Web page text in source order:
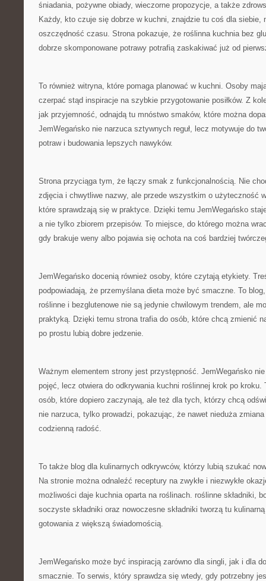
śniadania, pożywne obiady, wieczorne propozycje, a także
Każdy, kto czuje się dobrze w kuchni, znajdzie tu coś dla siebie,
oszczędność czasu. Strona pokazuje, że roślinna kuchnia bez
dobrze skomponowane potrawy potrafią zaskakiwać już od
To również witryna, które pomaga planować w kuchni. Osoby
czerpać stąd inspiracje na szybkie przygotowanie posiłków. Z
jak przyjemność, odnajdą tu mnóstwo smaków, które można
JemWegańsko nie narzuca sztywnych reguł, lecz motywuje do
potraw i budowania lepszych nawyków.
Strona przyciąga tym, że łączy smak z funkcjonalnością. Nie
zdjęcia i chwytliwe nazwy, ale przede wszystkim o użyteczność
które sprawdzają się w praktyce. Dzięki temu JemWegańsko
a nie tylko zbiorem przepisów. To miejsce, do którego można
gdy brakuje weny albo pojawia się ochota na coś bardziej
JemWegańsko docenią również osoby, które czytają etykiety.
podpowiadają, że przemyślana dieta może być smaczne. To
roślinne i bezglutenowe nie są jedynie chwilowym trendem, ale
praktyką. Dzięki temu strona trafia do osób, które chcą zmienić
po prostu lubią dobre jedzenie.
Ważnym elementem strony jest przystępność. JemWegańsko
pojęć, lecz otwiera do odkrywania kuchni roślinnej krok po kroku.
osób, które dopiero zaczynają, ale też dla tych, którzy chcą
nie narzuca, tylko prowadzi, pokazując, że nawet nieduża
codzienną radość.
To także blog dla kulinarnych odkrywców, którzy lubią szukać
Na stronie można odnaleźć receptury na zwykłe i niezwykłe
możliwości daje kuchnia oparta na roślinach. roślinne składniki,
soczyste składniki oraz nowoczesne składniki tworzą tu
gotowania z większą świadomością.
JemWegańsko może być inspiracją zarówno dla singli, jak i dla
smacznie. To serwis, który sprawdza się wtedy, gdy potrzebny